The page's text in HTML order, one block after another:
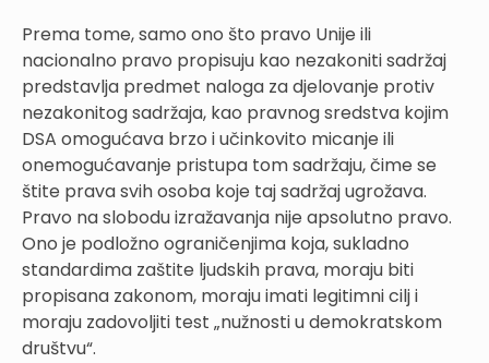
Prema tome, samo ono što pravo Unije ili
nacionalno pravo propisuju kao nezakoniti sadržaj
predstavlja predmet naloga za djelovanje protiv
nezakonitog sadržaja, kao pravnog sredstva kojim
DSA omogućava brzo i učinkovito micanje ili
onemogućavanje pristupa tom sadržaju, čime se
štite prava svih osoba koje taj sadržaj ugrožava.
Pravo na slobodu izražavanja nije apsolutno pravo.
Ono je podložno ograničenjima koja, sukladno
standardima zaštite ljudskih prava, moraju biti
propisana zakonom, moraju imati legitimni cilj i
moraju zadovoljiti test „nužnosti u demokratskom
društvu“.